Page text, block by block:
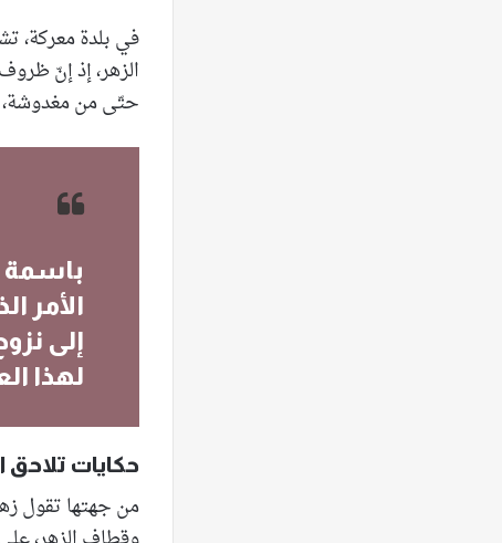
في بلدة معركة،
الزهر، إذ إنّ
حتّى من مغدوشة،
باسمة
الأمر
إلى
لهذا
حكايات
من جهتها تقول